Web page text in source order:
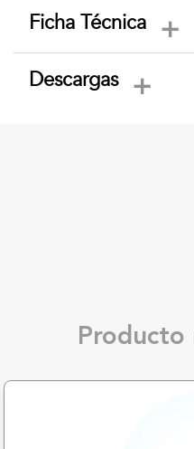
Ficha Técnica
Descargas
Producto